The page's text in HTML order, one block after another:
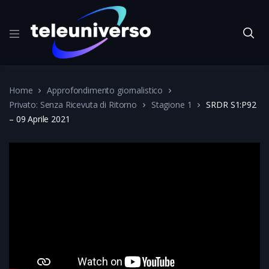
Home
Approfondimento giornalistico
Privato: Senza Ricevuta di Ritorno
Stagione 1
SRDR S1:P92
– 09 Aprile 2021